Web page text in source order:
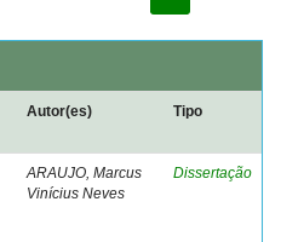
Autor(es) Tipo
ARAUJO, Marcus
Vinícius Neves
Dissertação